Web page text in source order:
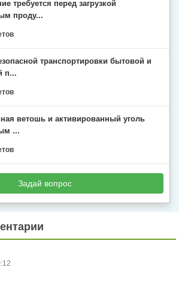
требуется перед загрузкой
проду...
транспортировки бытовой и
п...
ветошь и активированный уголь
...
Задай вопрос